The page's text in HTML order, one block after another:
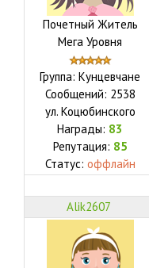
Почетный Житель
Мега Уровня
Группа: Кунцевчане
Сообщений: 2538
ул. Коцюбинского
Награды: 83
Репутация: 85
Статус: оффлайн
Alik2607